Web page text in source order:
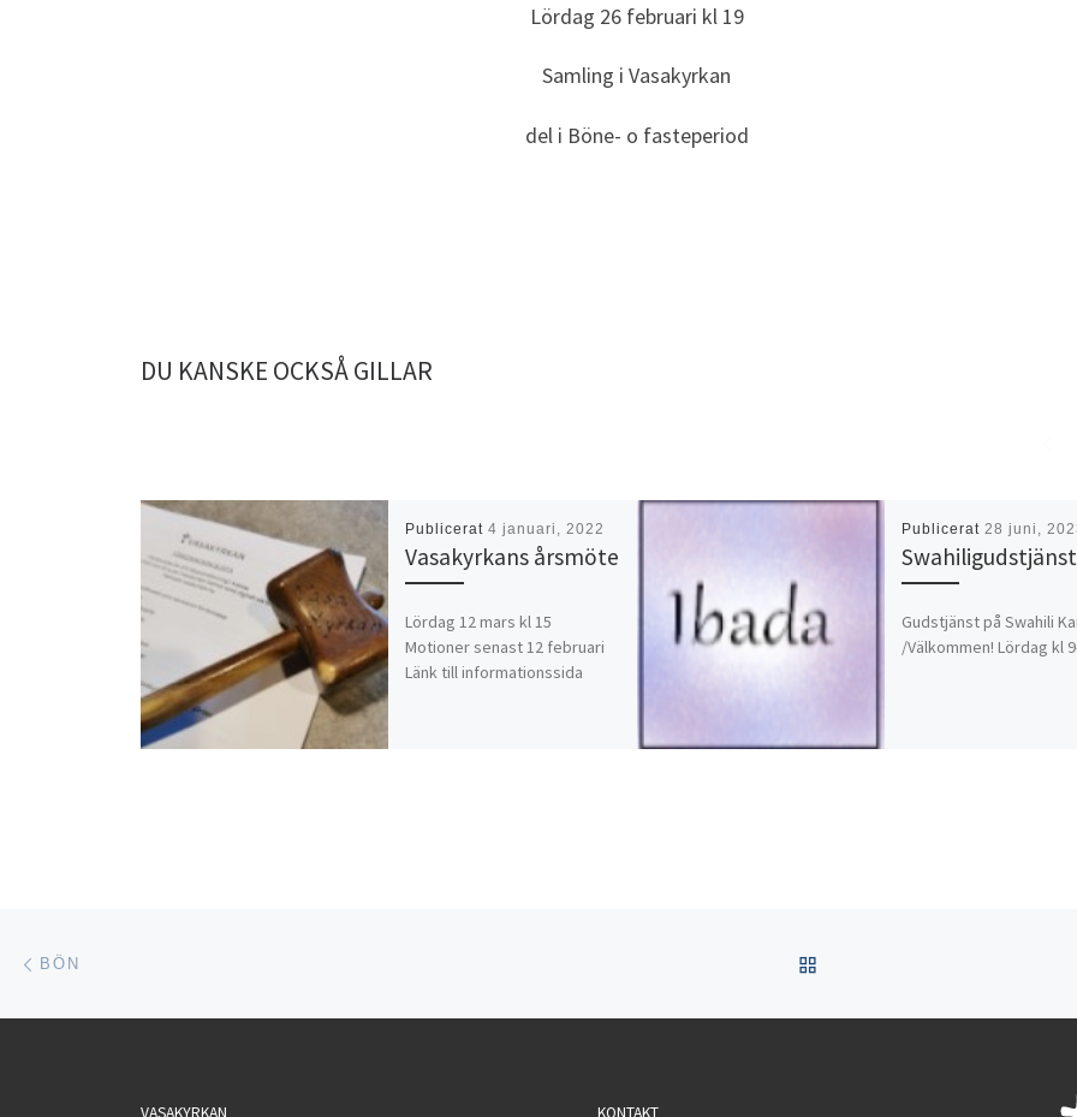
Lördag 26 februari kl 19
Samling i Vasakyrkan
del i Böne- o fasteperiod
DU KANSKE OCKSÅ GILLAR
Publicerat4 januari, 2022
Vasakyrkans årsmöte
Lördag 12 mars kl 15
Motioner senast 12 februari
Länk till informationssida
Publicerat 28 juni,
Swahiligudstjänst
Gudstjänst på Swahili
/Välkommen! Lördag kl
Inläggsnavigering
BÖN
VASAKYRKAN KONTAKT